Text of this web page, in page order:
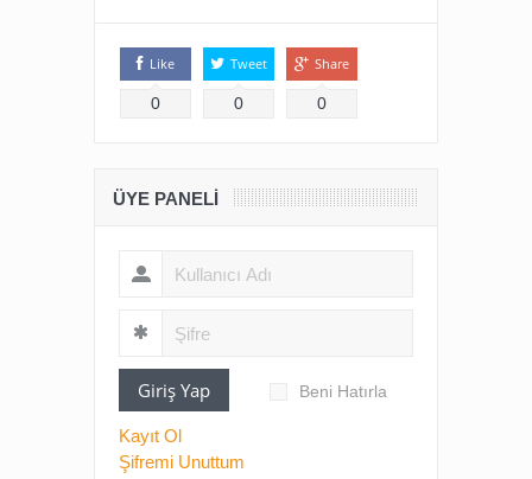
Like
0
Tweet
0
Share
0
ÜYE PANELI
Giriş Yap Beni Hatırla
Kayıt Ol
Şifremi Unuttum